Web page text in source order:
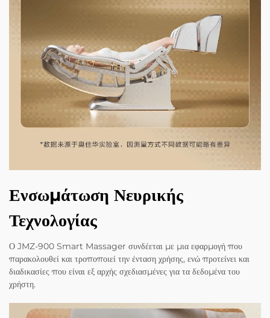
Ενσωμάτωση Νευρικής
Τεχνολογίας
Ο JMZ-900 Smart Massager συνδέεται με μια εφαρμογή που
παρακολουθεί και τροποποιεί την ένταση χρήσης, ενώ προτείνει και
διαδικασίες που είναι εξ αρχής σχεδιασμένες για τα δεδομένα του
χρήστη.